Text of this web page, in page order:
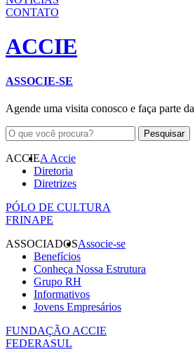
CONTATO
ACCIE
ASSOCIE-SE
Agende uma visita conosco e faça parte
ACCIEA Accie
Diretoria
Diretrizes
PÓLO DE CULTURA
FRINAPE
ASSOCIADOSAssocie-se
Benefícios
Conheça Nossa Estrutura
Grupo RH
Informativos
Jovens Empresários
FUNDAÇÃO ACCIE
FEDERASUL